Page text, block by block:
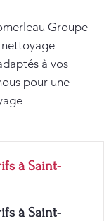
Groupe
nettoyage
à vos
pour une
à Saint-
à Saint-